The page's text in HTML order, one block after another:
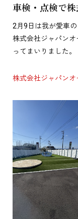
車検・点検で
2月9日は我が愛車
株式会社ジャパン
ってまいりました。
株式会社ジャパン